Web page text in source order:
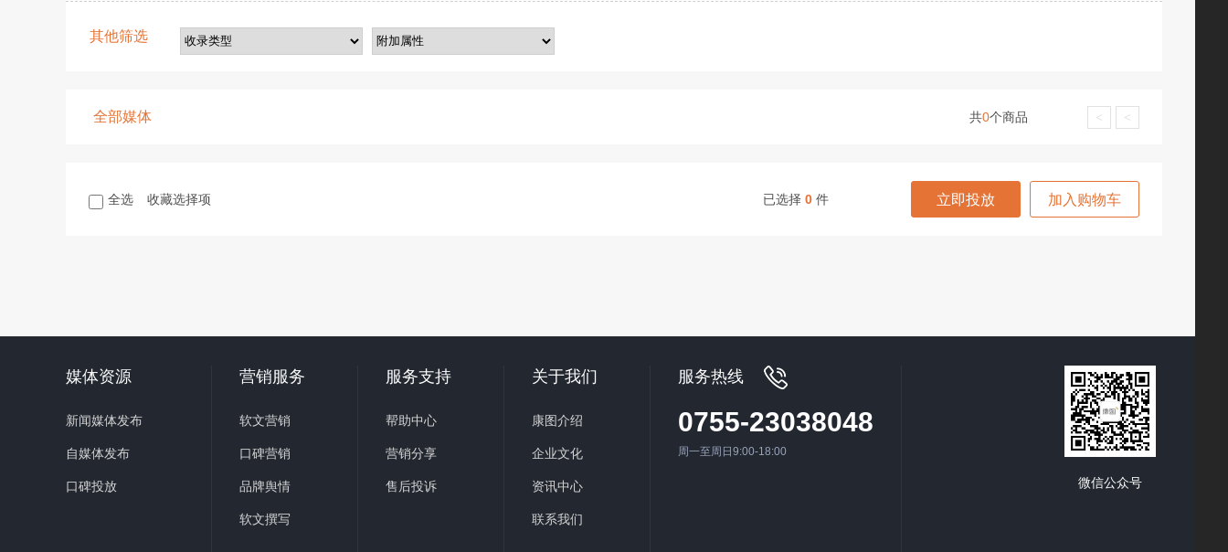
其他筛选
全部媒体 < <
共0个商品
全选 收藏选择项 已选择 0 件 立即投放 加入购物车
媒体资源
新闻媒体发布
自媒体发布
口碑投放
营销服务
软文营销
口碑营销
品牌舆情
软文撰写
服务支持
帮助中心
营销分享
售后投诉
关于我们
康图介绍
企业文化
资讯中心
联系我们
服务热线
0755-23038048
周一至周日9:00-18:00
微信公众号